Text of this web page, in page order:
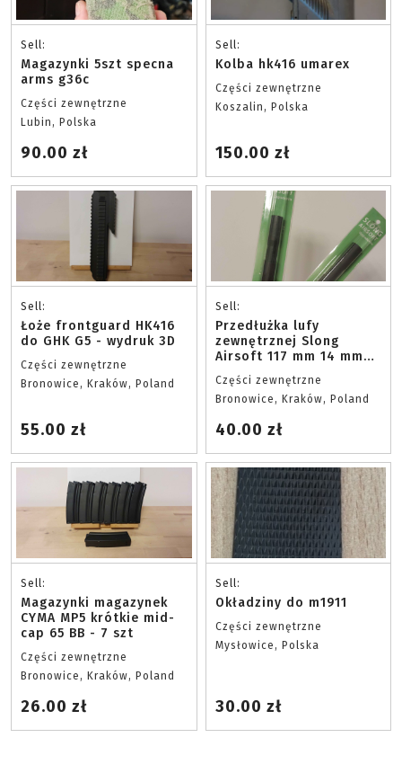
Sell:
Magazynki 5szt specna
arms g36c
Części zewnętrzne
Lubin, Polska
90.00 zł
Sell:
Kolba hk416 umarex
Części zewnętrzne
Koszalin, Polska
150.00 zł
Sell:
Łoże frontguard HK416
do GHK G5 - wydruk 3D
Części zewnętrzne
Bronowice, Kraków, Poland
55.00 zł
Sell:
Przedłużka lufy
zewnętrznej Slong
Airsoft 117 mm 14 mm
CCW
Części zewnętrzne
Bronowice, Kraków, Poland
40.00 zł
Sell:
Magazynki magazynek
CYMA MP5 krótkie mid-
cap 65 BB - 7 szt
Części zewnętrzne
Bronowice, Kraków, Poland
26.00 zł
Sell:
Okładziny do m1911
Części zewnętrzne
Mysłowice, Polska
30.00 zł